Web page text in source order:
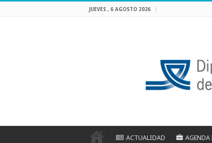
JUEVES , 6 AGOSTO 2026
ACTUALIDAD AGENDA